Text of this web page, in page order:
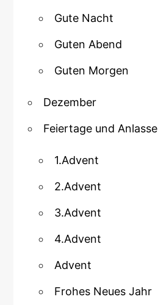
Gute Nacht
Guten Abend
Guten Morgen
Dezember
Feiertage und Anlasse
1.Advent
2.Advent
3.Advent
4.Advent
Advent
Frohes Neues Jahr